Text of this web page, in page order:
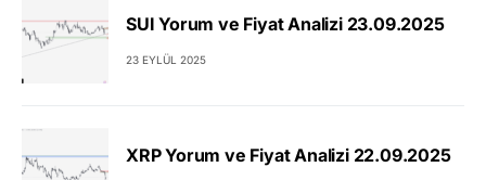
SUI Yorum ve Fiyat Analizi 23.09.2025
23 EYLÜL 2025
XRP Yorum ve Fiyat Analizi 22.09.2025